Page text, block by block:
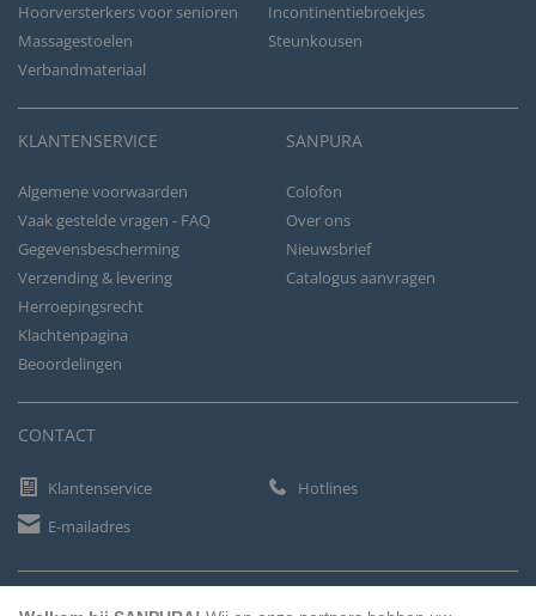
Hoorversterkers voor senioren
Incontinentiebroekjes
Massagestoelen
Steunkousen
Verbandmateriaal
KLANTENSERVICE
Algemene voorwaarden
Vaak gestelde vragen - FAQ
Gegevensbescherming
Verzending & levering
Herroepingsrecht
Klachtenpagina
Beoordelingen
SANPURA
Colofon
Over ons
Nieuwsbrief
Catalogus aanvragen
CONTACT
Klantenservice
Hotlines
E-mailadres